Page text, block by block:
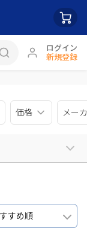
ログイン
新規登録
価格 メー
すめ順